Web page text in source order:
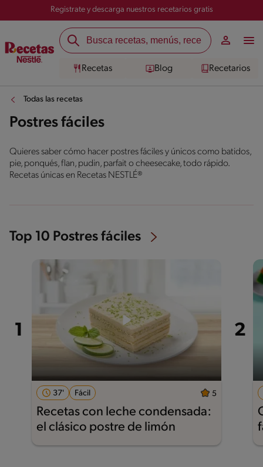
Registrate y descarga nuestros recetarios gratis
Recetas Blog Recetarios
Todas las recetas
Postres fáciles
Quieres saber cómo hacer postres fáciles y únicos como batidos,
pie, ponqués, flan, pudin, parfait o cheesecake, todo rápido.
Recetas únicas en Recetas NESTLÉ®
Top 10 Postres fáciles
37' Fácil 5
Recetas con leche condensada:
el clásico postre de limón